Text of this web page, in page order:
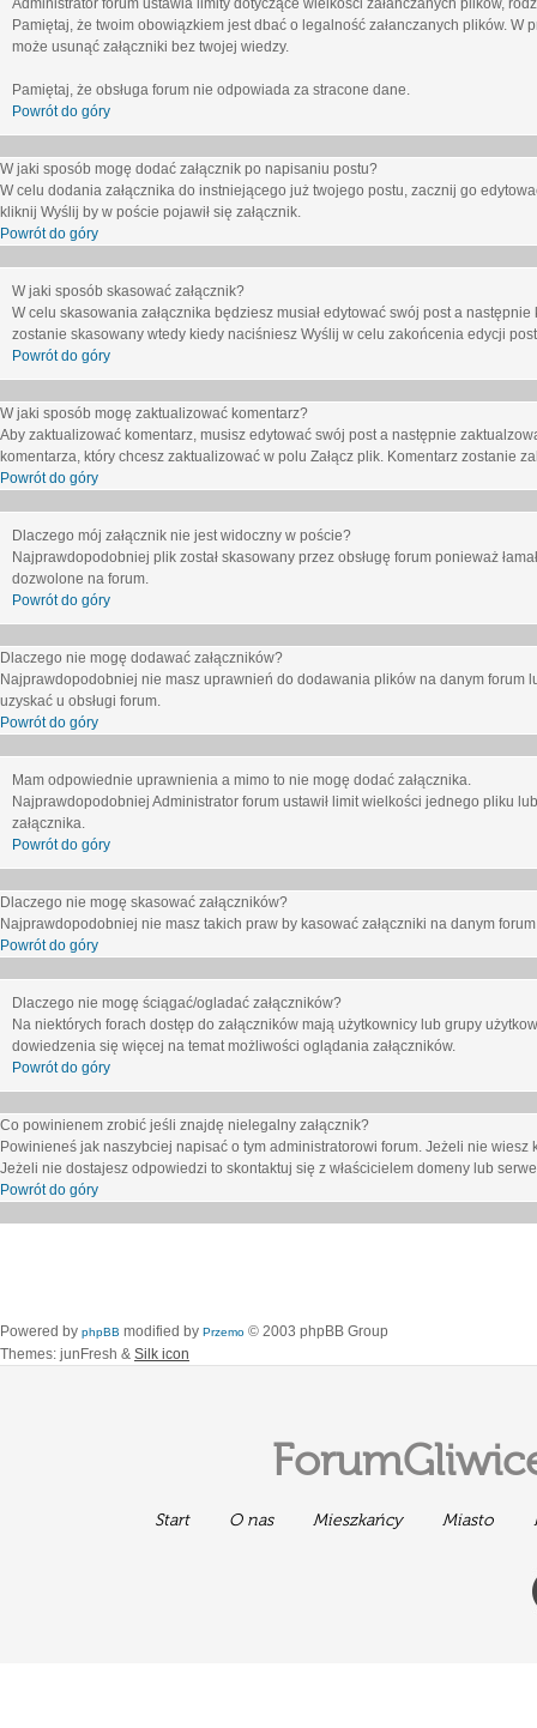
Administrator forum ustawia limity dotyczące wielkości załanczanych plików,
Pamiętaj, że twoim obowiązkiem jest dbać o legalność załanczanych plików.
może usunąć załączniki bez twojej wiedzy.
Pamiętaj, że obsługa forum nie odpowiada za stracone dane.
Powrót do góry
W jaki sposób mogę dodać załącznik po napisaniu postu?
W celu dodania załącznika do instniejącego już twojego postu, zacznij go
kliknij Wyślij by w poście pojawił się załącznik.
Powrót do góry
W jaki sposób skasować załącznik?
W celu skasowania załącznika będziesz musiał edytować swój post a
zostanie skasowany wtedy kiedy naciśniesz Wyślij w celu zakońcenia edycji
Powrót do góry
W jaki sposób mogę zaktualizować komentarz?
Aby zaktualizować komentarz, musisz edytować swój post a następnie
komentarza, który chcesz zaktualizować w polu Załącz plik. Komentarz zostanie
Powrót do góry
Dlaczego mój załącznik nie jest widoczny w poście?
Najprawdopodobniej plik został skasowany przez obsługę forum ponieważ
dozwolone na forum.
Powrót do góry
Dlaczego nie mogę dodawać załączników?
Najprawdopodobniej nie masz uprawnień do dodawania plików na danym forum
uzyskać u obsługi forum.
Powrót do góry
Mam odpowiednie uprawnienia a mimo to nie mogę dodać załącznika.
Najprawdopodobniej Administrator forum ustawił limit wielkości jednego pliku
załącznika.
Powrót do góry
Dlaczego nie mogę skasować załączników?
Najprawdopodobniej nie masz takich praw by kasować załączniki na danym
Powrót do góry
Dlaczego nie mogę ściągać/ogladać załączników?
Na niektórych forach dostęp do załączników mają użytkownicy lub grupy
dowiedzenia się więcej na temat możliwości oglądania załączników.
Powrót do góry
Co powinienem zrobić jeśli znajdę nielegalny załącznik?
Powinieneś jak naszybciej napisać o tym administratorowi forum. Jeżeli nie
Jeżeli nie dostajesz odpowiedzi to skontaktuj się z właścicielem domeny lub
Powrót do góry
Powered by phpBB modified by Przemo © 2003 phpBB Group
Themes: junFresh & Silk icon
Start O nas Mieszkańcy Miasto